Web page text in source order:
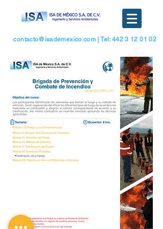
contacto@isademexico.com | Tel: 442 3 12 01 02